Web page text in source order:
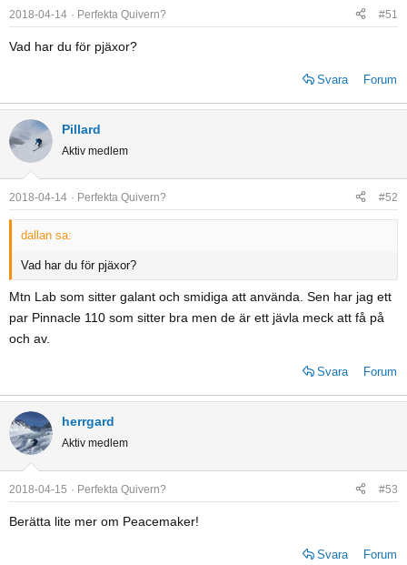
2018-04-14 Perfekta Quivern? #51
Vad har du för pjäxor?
Svara Forum
Pillard
Aktiv medlem
2018-04-14 Perfekta Quivern? #52
dallan sa:
Vad har du för pjäxor?
Mtn Lab som sitter galant och smidiga att använda. Sen har jag ett
par Pinnacle 110 som sitter bra men de är ett jävla meck att få på
och av.
Svara Forum
herrgard
Aktiv medlem
2018-04-15 Perfekta Quivern? #53
Berätta lite mer om Peacemaker!
Svara Forum